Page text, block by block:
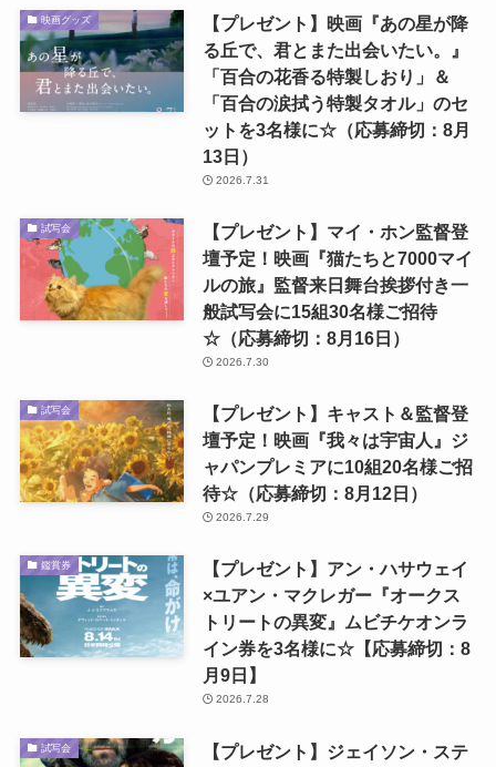
映画グッズ
【プレゼント】映画『あの星が降
る丘で、君とまた出会いたい。』
「百合の花香る特製しおり」＆
「百合の涙拭う特製タオル」のセ
ットを3名様に☆（応募締切：8月
13日）
2026.7.31
試写会
【プレゼント】マイ・ホン監督登
壇予定！映画『猫たちと7000マイ
ルの旅』監督来日舞台挨拶付き一
般試写会に15組30名様ご招待
☆（応募締切：8月16日）
2026.7.30
試写会
【プレゼント】キャスト＆監督登
壇予定！映画『我々は宇宙人』ジ
ャパンプレミアに10組20名様ご招
待☆（応募締切：8月12日）
2026.7.29
鑑賞券
【プレゼント】アン・ハサウェイ
×ユアン・マクレガー『オークス
トリートの異変』ムビチケオンラ
イン券を3名様に☆【応募締切：8
月9日】
2026.7.28
試写会 【プレゼント】ジェイソン・ステ